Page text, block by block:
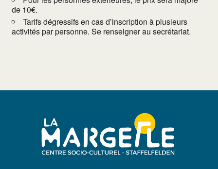
de 10€.
Tarifs dégressifs en cas d’inscription à plusieurs
activités par personne. Se renseigner au secrétariat.